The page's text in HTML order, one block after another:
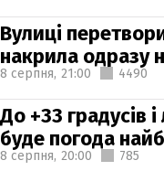
Вулиці
накрила одразу
8 серпня, 21:00 4490
До +33 градусів
буде погода
8 серпня, 20:00 785